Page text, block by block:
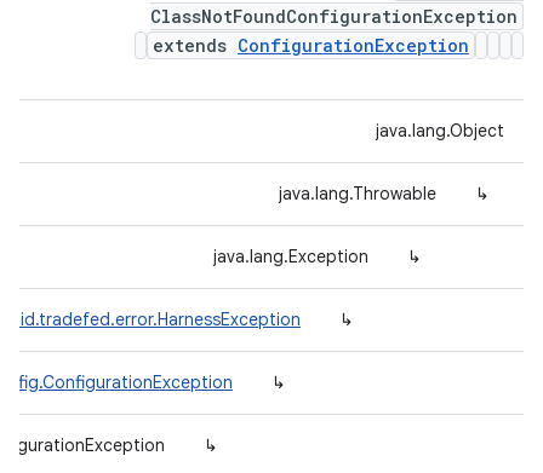
ClassNotFoundConfigurationException
extends ConfigurationException
java.lang.Object
↳
java.lang.Throwable
↳
java.lang.Exception
↳
↳
↳